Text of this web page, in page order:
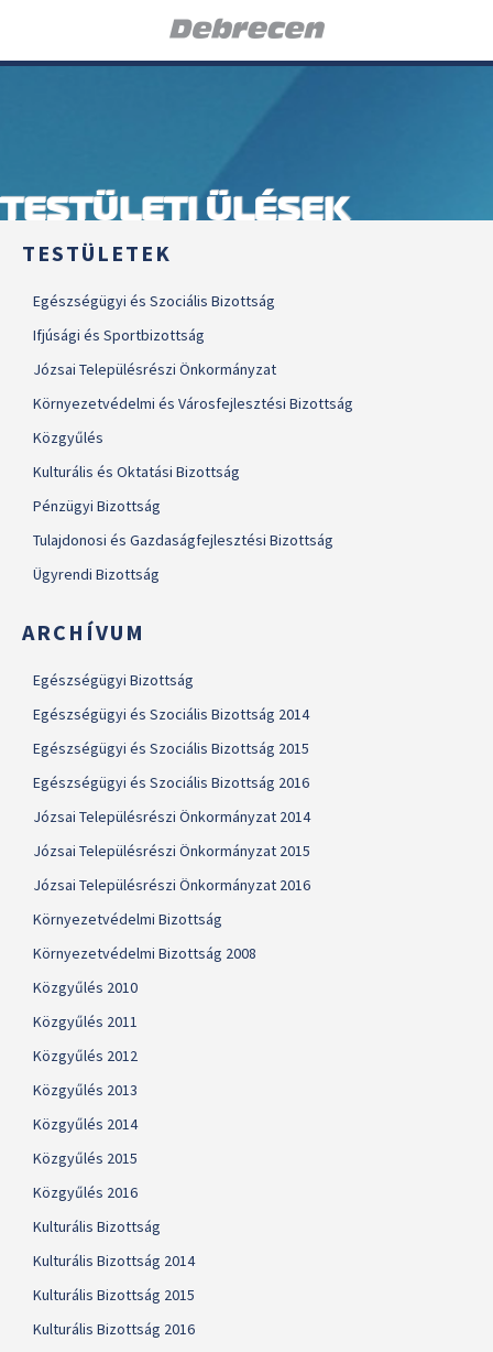
TESTÜLETI ÜLÉSEK
TESTÜLETEK
Egészségügyi és Szociális Bizottság
Ifjúsági és Sportbizottság
Józsai Településrészi Önkormányzat
Környezetvédelmi és Városfejlesztési Bizottság
Közgyűlés
Kulturális és Oktatási Bizottság
Pénzügyi Bizottság
Tulajdonosi és Gazdaságfejlesztési Bizottság
Ügyrendi Bizottság
ARCHÍVUM
Egészségügyi Bizottság
Egészségügyi és Szociális Bizottság 2014
Egészségügyi és Szociális Bizottság 2015
Egészségügyi és Szociális Bizottság 2016
Józsai Településrészi Önkormányzat 2014
Józsai Településrészi Önkormányzat 2015
Józsai Településrészi Önkormányzat 2016
Környezetvédelmi Bizottság
Környezetvédelmi Bizottság 2008
Közgyűlés 2010
Közgyűlés 2011
Közgyűlés 2012
Közgyűlés 2013
Közgyűlés 2014
Közgyűlés 2015
Közgyűlés 2016
Kulturális Bizottság
Kulturális Bizottság 2014
Kulturális Bizottság 2015
Kulturális Bizottság 2016